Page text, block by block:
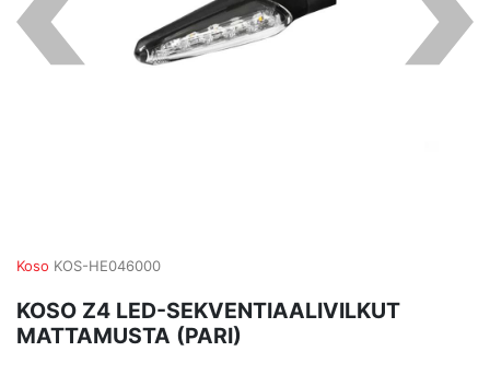
Koso KOS-HE046000
KOSO Z4 LED-SEKVENTIAALIVILKUT
MATTAMUSTA (PARI)